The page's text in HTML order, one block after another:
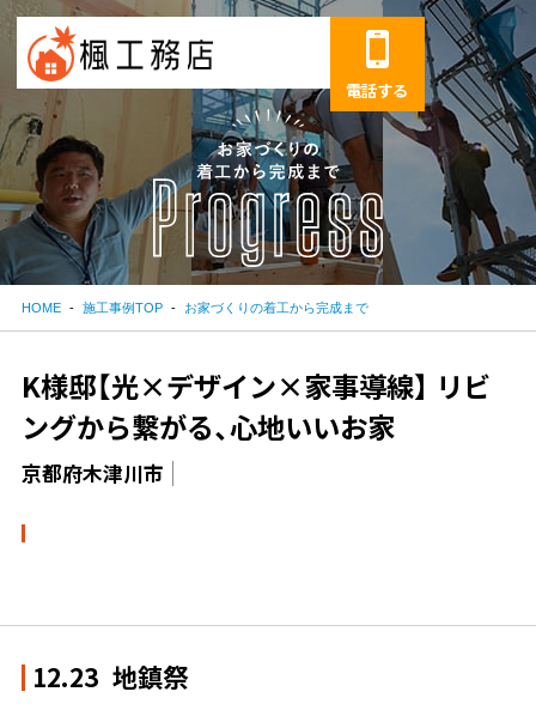
電話する
HOME 施工事例TOP お家づくりの着工から完成まで
K様邸【光×デザイン×家事導線】 リビ
ングから繋がる、心地いいお家
京都府木津川市
12.23 地鎮祭